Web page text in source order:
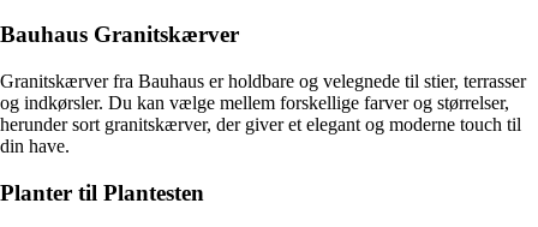
Bauhaus Granitskærver
Granitskærver fra Bauhaus er holdbare og velegnede til stier, terrasser
og indkørsler. Du kan vælge mellem forskellige farver og størrelser,
herunder sort granitskærver, der giver et elegant og moderne touch til
din have.
Planter til Plantesten